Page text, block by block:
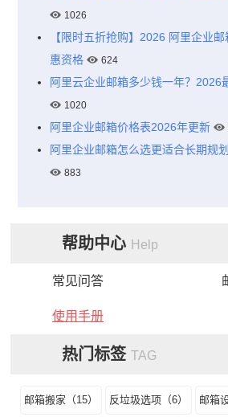
1026
【限时五折抢购】2026 阿里企业
惠资格
624
阿里云企业邮箱多少钱一年？2026
1020
阿里企业邮箱价格表2026年更新
阿里企业邮箱怎么选更适合长期规
883
帮助中心 Help
常见问答
使用手册
热门标签 TAG
邮箱搬家（15） 反垃圾选项（6） 邮箱